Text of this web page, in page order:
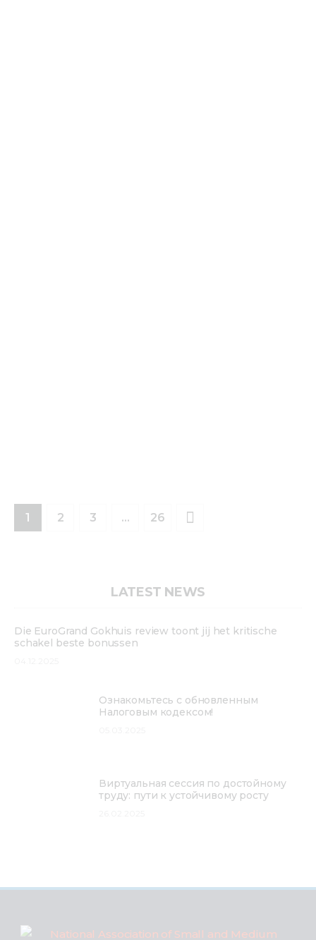
1 2 3 … 26
>
LATEST NEWS
Die EuroGrand Gokhuis review toont jij het kritische
schakel beste bonussen
Ознакомьтесь с обновленным
Налоговым кодексом!
Виртуальная сессия по достойному
труду: пути к устойчивому росту